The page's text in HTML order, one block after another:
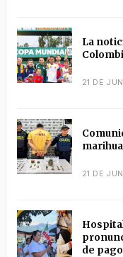
La
21 DE
21 DE
de